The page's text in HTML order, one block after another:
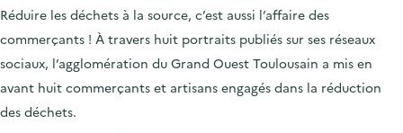
Réduire les déchets à la source, c’est aussi l’affaire des
commerçants ! À travers huit portraits publiés sur ses réseaux
sociaux, l’agglomération du Grand Ouest Toulousain a mis en
avant huit commerçants et artisans engagés dans la réduction
des déchets.